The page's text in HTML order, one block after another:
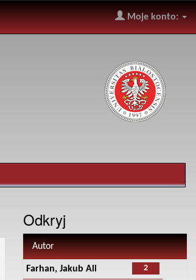
Moje konto:
Odkryj
Autor
2
Farhan, Jakub Ali